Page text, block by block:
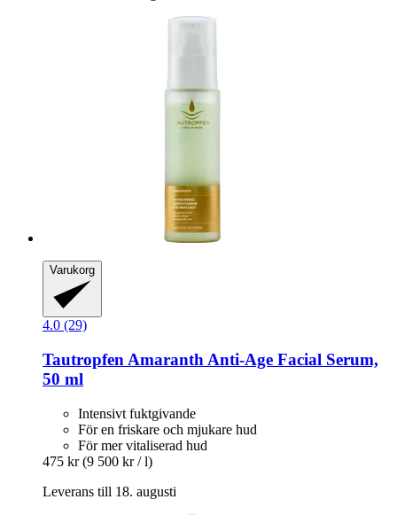
Varukorg
4.0 (29)
Tautropfen Amaranth Anti-​Age Facial Serum,
50 ml
Intensivt fuktgivande
För en friskare och mjukare hud
För mer vitaliserad hud
475 kr (9 500 kr / l)
Leverans till 18. augusti